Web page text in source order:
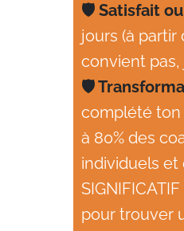
🛡️ Satisfait
jours (à
convient
🛡️
complété ton
à 80% des
individuels et
pour trouver